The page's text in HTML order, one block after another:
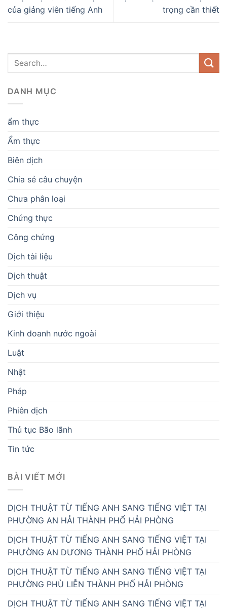
của giảng viên tiếng Anh
trọng cần thiết
DANH MỤC
ẩm thực
Ẩm thực
Biên dịch
Chia sẻ câu chuyện
Chưa phân loại
Chứng thực
Công chứng
Dịch tài liệu
Dịch thuật
Dịch vụ
Giới thiệu
Kinh doanh nước ngoài
Luật
Nhật
Pháp
Phiên dịch
Thủ tục Bão lãnh
Tin tức
BÀI VIẾT MỚI
DỊCH THUẬT TỪ TIẾNG ANH SANG TIẾNG VIỆT TẠI
PHƯỜNG AN HẢI THÀNH PHỐ HẢI PHÒNG
DỊCH THUẬT TỪ TIẾNG ANH SANG TIẾNG VIỆT TẠI
PHƯỜNG AN DƯƠNG THÀNH PHỐ HẢI PHÒNG
DỊCH THUẬT TỪ TIẾNG ANH SANG TIẾNG VIỆT TẠI
PHƯỜNG PHÙ LIỄN THÀNH PHỐ HẢI PHÒNG
DỊCH THUẬT TỪ TIẾNG ANH SANG TIẾNG VIỆT TẠI